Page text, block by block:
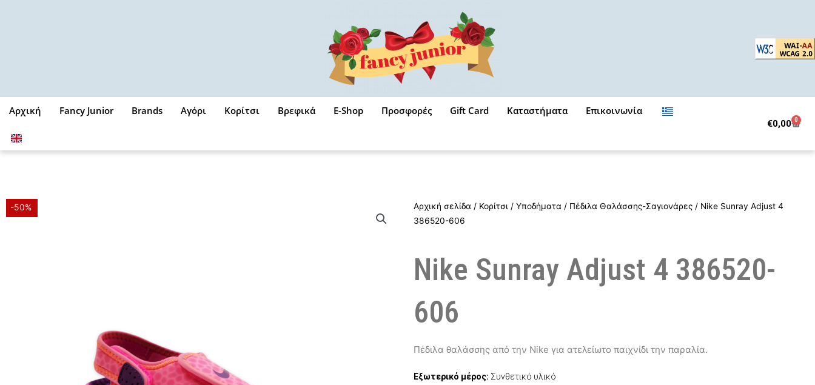
Αρχική Fancy Junior Brands Αγόρι Κορίτσι Βρεφικά E-Shop Προσφορές Gift Card Καταστήματα Επικοινωνία
€0,00 0
Cart
-50% Αρχική σελίδα / Κορίτσι / Υποδήματα / Πέδιλα Θαλάσσης-Σαγιονάρες / Nike Sunray Adjust 4
386520-606
Nike Sunray Adjust 4 386520-
606
Πέδιλα θαλάσσης από την Nike για ατελείωτο παιχνίδι την παραλία.
Εξωτερικό μέρος: Συνθετικό υλικό